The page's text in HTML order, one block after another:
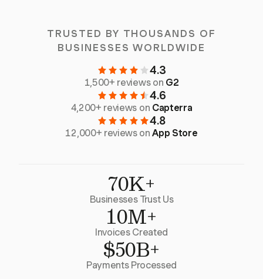
TRUSTED BY THOUSANDS OF
BUSINESSES WORLDWIDE
4.3
1,500+ reviews on G2
4.6
4,200+ reviews on Capterra
4.8
12,000+ reviews onApp Store
70K+
Businesses Trust Us
10M+
Invoices Created
$50B+
Payments Processed